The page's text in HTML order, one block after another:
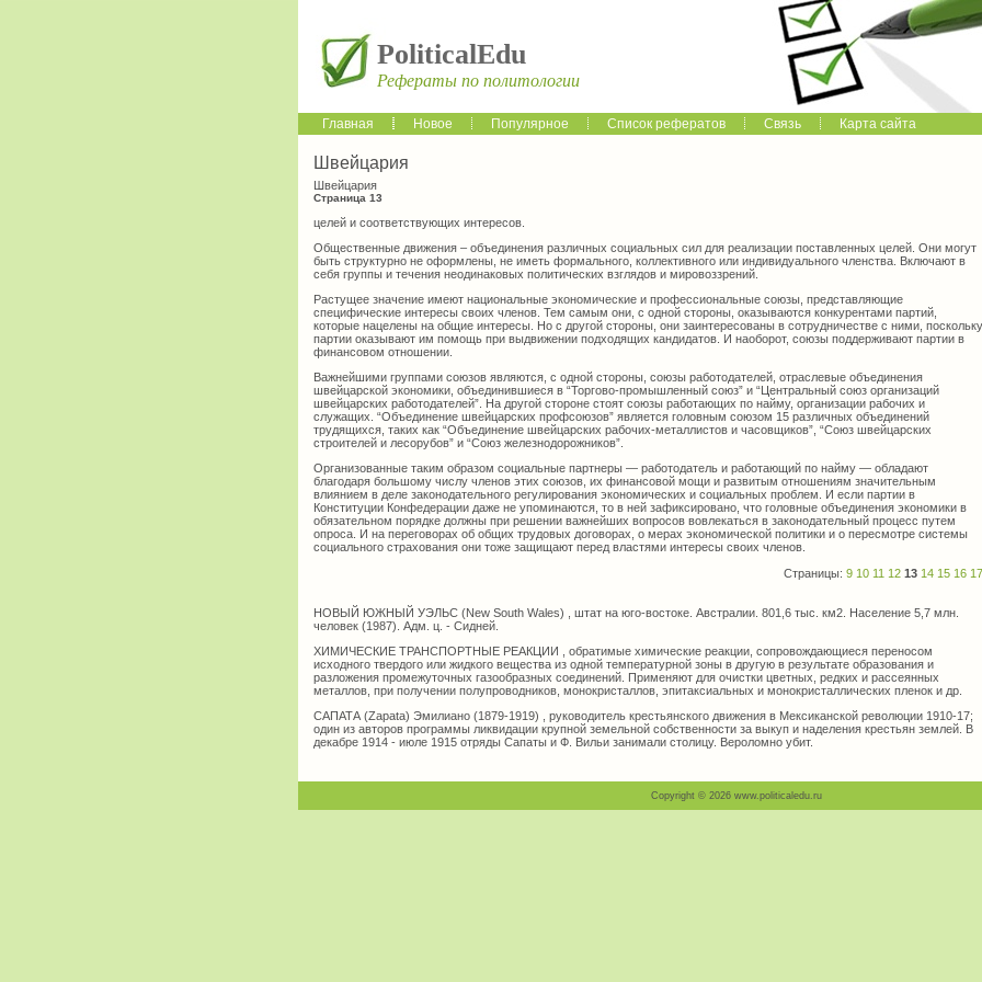
PoliticalEdu
Рефераты по политологии
Главная Новое Популярное Список рефератов Связь Карта сайта
Швейцария
Швейцария
Страница 13
целей и соответствующих интересов.
Общественные движения – объединения различных социальных сил для реализации поставленных целей. Они могут
быть структурно не оформлены, не иметь формального, коллективного или индивидуального членства. Включают в
себя группы и течения неодинаковых политических взглядов и мировоззрений.
Растущее значение имеют национальные экономические и профессиональные союзы, представляющие
специфические интересы своих членов. Тем самым они, с одной стороны, оказываются конкурентами партий,
которые нацелены на общие интересы. Но с другой стороны, они заинтересованы в сотрудничестве с ними, поскольку
партии оказывают им помощь при выдвижении подходящих кандидатов. И наоборот, союзы поддерживают партии в
финансовом отношении.
Важнейшими группами союзов являются, с одной стороны, союзы работодателей, отраслевые объединения
швейцарской экономики, объединившиеся в “Торгово-промышленный союз” и “Центральный союз организаций
швейцарских работодателей”. На другой стороне стоят союзы работающих по найму, организации рабочих и
служащих. “Объединение швейцарских профсоюзов” является головным союзом 15 различных объединений
трудящихся, таких как “Объединение швейцарских рабочих-металлистов и часовщиков”, “Союз швейцарских
строителей и лесорубов” и “Союз железнодорожников”.
Организованные таким образом социальные партнеры — работодатель и работающий по найму — обладают
благодаря большому числу членов этих союзов, их финансовой мощи и развитым отношениям значительным
влиянием в деле законодательного регулирования экономических и социальных проблем. И если партии в
Конституции Конфедерации даже не упоминаются, то в ней зафиксировано, что головные объединения экономики в
обязательном порядке должны при решении важнейших вопросов вовлекаться в законодательный процесс путем
опроса. И на переговорах об общих трудовых договорах, о мерах экономической политики и о пересмотре системы
социального страхования они тоже защищают перед властями интересы своих членов.
Страницы: 9 10 11 12 13 14 15 16 17
НОВЫЙ ЮЖНЫЙ УЭЛЬС (New South Wales) , штат на юго-востоке. Австралии. 801,6 тыс. км2. Население 5,7 млн.
человек (1987). Адм. ц. - Сидней.
ХИМИЧЕСКИЕ ТРАНСПОРТНЫЕ РЕАКЦИИ , обратимые химические реакции, сопровождающиеся переносом
исходного твердого или жидкого вещества из одной температурной зоны в другую в результате образования и
разложения промежуточных газообразных соединений. Применяют для очистки цветных, редких и рассеянных
металлов, при получении полупроводников, монокристаллов, эпитаксиальных и монокристаллических пленок и др.
САПАТА (Zapata) Эмилиано (1879-1919) , руководитель крестьянского движения в Мексиканской революции 1910-17;
один из авторов программы ликвидации крупной земельной собственности за выкуп и наделения крестьян землей. В
декабре 1914 - июле 1915 отряды Сапаты и Ф. Вильи занимали столицу. Вероломно убит.
Copyright © 2026 www.politicaledu.ru